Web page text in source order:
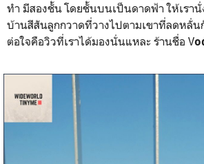
ทำ มีสองชั้น โดยชั้นบนเป็นดาดฟ้า ให้เรา
บ้านสีสันลูกกวาดที่วางไปตามเขาที่ลดหลั่
ต่อใจคือวิวที่เราได้มองนั่นแหละ ร้านชื่อ V